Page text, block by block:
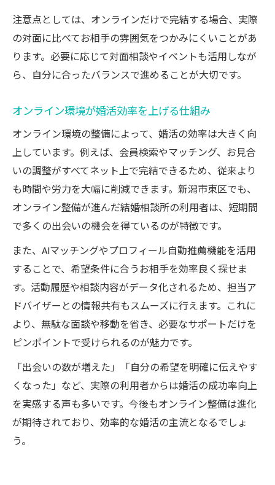
注意点としては、オンラインだけで完結する場合、実際
の対面に比べてお相手の雰囲気をつかみにくいことがあ
ります。必要に応じて対面相談やイベントも活用しなが
ら、自分に合ったバランスで進めることが大切です。
オンライン環境が婚活効率を上げる仕組み
オンライン環境の整備によって、婚活の効率は大きく向
上しています。例えば、会員検索やマッチング、お見合
いの調整がすべてネット上で完結できるため、従来より
も時間や労力を大幅に削減できます。新潟市東区でも、
オンライン整備が進んだ結婚相談所の利用者は、短期間
で多くの出会いの機会を得ているのが特徴です。
また、AIマッチングやプロフィール自動推薦機能を活用
することで、希望条件に合うお相手を効率良く探せま
す。活動履歴や相談内容がデータ化されるため、担当ア
ドバイザーとの情報共有もスムーズに行えます。これに
より、無駄な面談や移動を省き、必要なサポートだけを
ピンポイントで受けられるのが魅力です。
「出会いの数が増えた」「自分の希望を明確に伝えやす
くなった」など、実際の利用者からは婚活の成功率向上
を実感する声も多いです。今後もオンライン整備は進化
が期待されており、効率的な婚活の主流となるでしょ
う。